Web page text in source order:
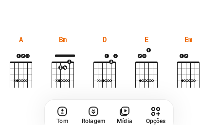
A Bm D E Em
Tom Rolagem Mídia Opções